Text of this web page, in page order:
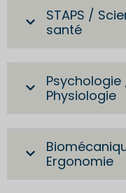
STAPS /
santé
Physiologie
Ergonomie